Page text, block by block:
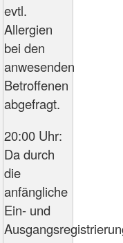
evtl.
Allergien
bei den
anwesenden
Betroffenen
abgefragt.
20:00 Uhr:
Da durch
die
anfängliche
Ein- und